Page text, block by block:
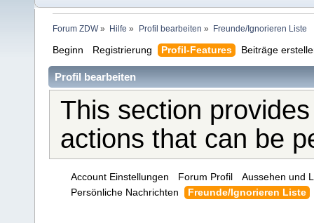
Forum ZDW» Hilfe » Profil bearbeiten » Freunde/Ignorieren Liste
Beginn Registrierung Profil-Features Beiträge
Profil bearbeiten
This section
actions that can be
Account Einstellungen Forum Profil
Aussehen und
Persönliche Nachrichten
Freunde/Ignorieren Liste